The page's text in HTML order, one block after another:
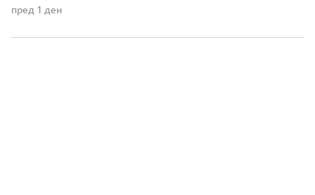
современата македонска уметност. 1903 – Европскиот
1903 година европската јавност ги добила првите
пред 1 ден